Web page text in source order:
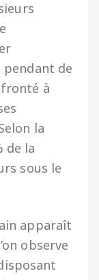
de
à
la
de la
sous le
apparaît
observe